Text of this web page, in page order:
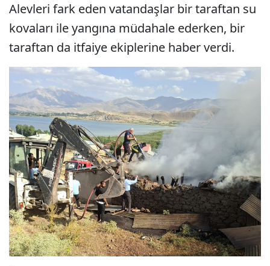
Alevleri fark eden vatandaşlar bir taraftan su
kovaları ile yangına müdahale ederken, bir
taraftan da itfaiye ekiplerine haber verdi.